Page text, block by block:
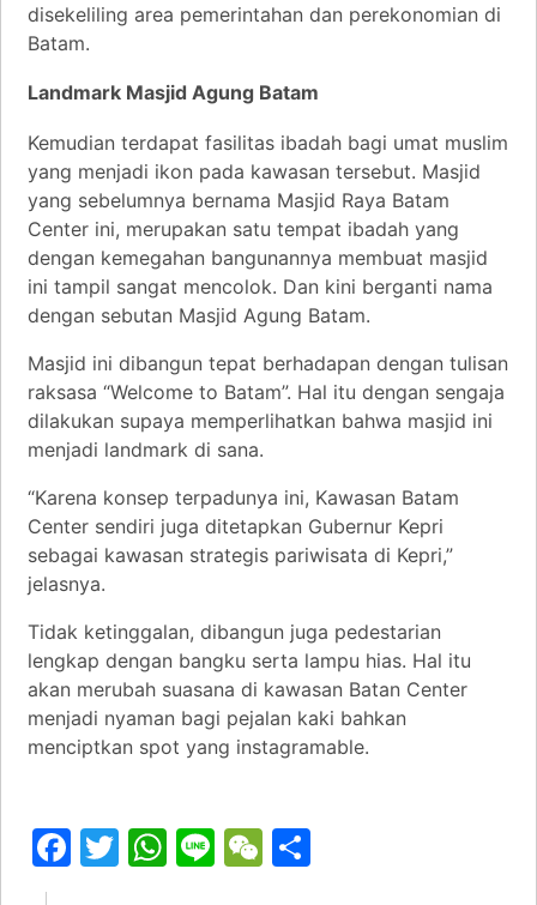
disekeliling area pemerintahan dan perekonomian di
Batam.
Landmark Masjid Agung Batam
Kemudian terdapat fasilitas ibadah bagi umat muslim
yang menjadi ikon pada kawasan tersebut. Masjid
yang sebelumnya bernama Masjid Raya Batam
Center ini, merupakan satu tempat ibadah yang
dengan kemegahan bangunannya membuat masjid
ini tampil sangat mencolok. Dan kini berganti nama
dengan sebutan Masjid Agung Batam.
Masjid ini dibangun tepat berhadapan dengan tulisan
raksasa “Welcome to Batam”. Hal itu dengan sengaja
dilakukan supaya memperlihatkan bahwa masjid ini
menjadi landmark di sana.
“Karena konsep terpadunya ini, Kawasan Batam
Center sendiri juga ditetapkan Gubernur Kepri
sebagai kawasan strategis pariwisata di Kepri,”
jelasnya.
Tidak ketinggalan, dibangun juga pedestarian
lengkap dengan bangku serta lampu hias. Hal itu
akan merubah suasana di kawasan Batan Center
menjadi nyaman bagi pejalan kaki bahkan
menciptkan spot yang instagramable.
Facebook
Twitter
WhatsApp
LineWeChat